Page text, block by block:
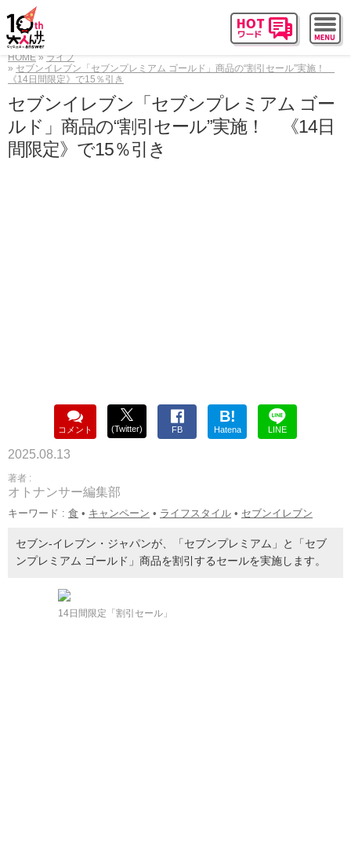
HOME
ライフ
セブンイレブン「セブンプレミアム ゴールド」商品の“割引セール”実施！
《14日間限定》で15％引き
セブンイレブン「セブンプレミアム ゴー
ルド」商品の“割引セール”実施！ 《14日
間限定》で15％引き
コメント (Twitter) FB
B!
Hatena LINE
2025.08.13
著者 :
オトナンサー編集部
キーワード : 食 • キャンペーン • ライフスタイル • セブンイレブン
セブン-イレブン・ジャパンが、「セブンプレミアム」と「セブ
ンプレミアム ゴールド」商品を割引するセールを実施します。
14日間限定「割引セール」